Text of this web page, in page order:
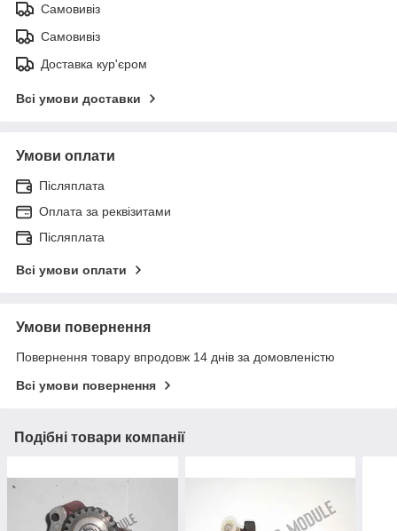
Самовивіз
Самовивіз
Доставка кур'єром
Всі умови доставки
Умови оплати
Післяплата
Оплата за реквізитами
Післяплата
Всі умови оплати
Умови повернення
Повернення товару впродовж 14 днів за домовленістю
Всі умови повернення
Подібні товари компанії